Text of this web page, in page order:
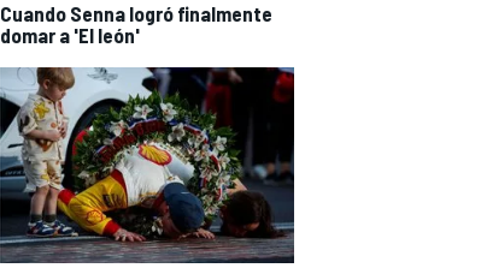
Cuando Senna logró finalmente
domar a 'El león'